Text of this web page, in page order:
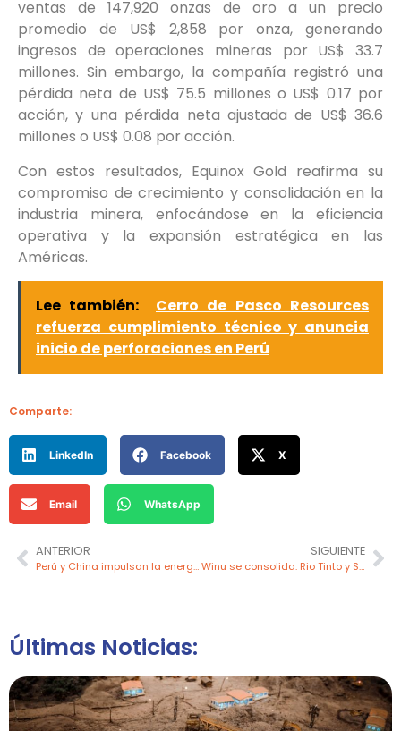
ventas de 147,920 onzas de oro a un precio
promedio de US$ 2,858 por onza, generando
ingresos de operaciones mineras por US$ 33.7
millones. Sin embargo, la compañía registró una
pérdida neta de US$ 75.5 millones o US$ 0.17 por
acción, y una pérdida neta ajustada de US$ 36.6
millones o US$ 0.08 por acción.
Con estos resultados, Equinox Gold reafirma su
compromiso de crecimiento y consolidación en la
industria minera, enfocándose en la eficiencia
operativa y la expansión estratégica en las
Américas.
Lee también:
Cerro de Pasco Resources
refuerza cumplimiento técnico y anuncia
inicio de perforaciones en Perú
Comparte:
LinkedIn Facebook X
Email WhatsApp
ANTERIOR
Perú y China impulsan la energía limpia con San Gabán III como eje estratégico para el desarrollo regional
SIGUIENTE
Winu se consolida: Rio Tinto y Sumitomo Metal Mining unen fuerzas en histórico acuerdo
Últimas Noticias: